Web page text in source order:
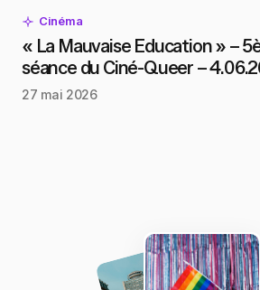
Cinéma
« La Mauvaise Education » –
séance du Ciné-Queer –
27 mai 2026